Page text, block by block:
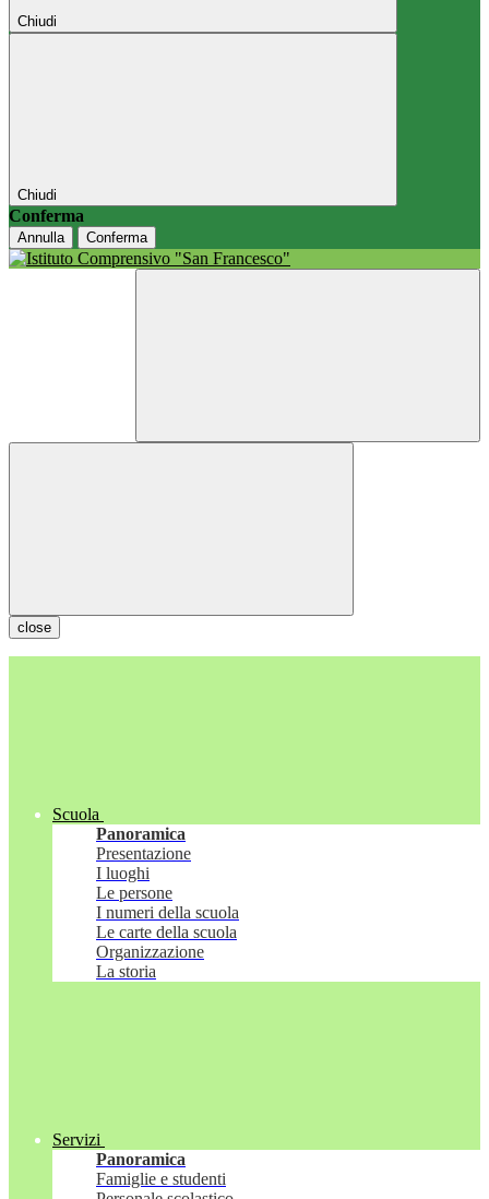
Chiudi
Chiudi
Conferma
Annulla Conferma
close
Scuola
Panoramica
Presentazione
I luoghi
Le persone
I numeri della scuola
Le carte della scuola
Organizzazione
La storia
Servizi
Panoramica
Famiglie e studenti